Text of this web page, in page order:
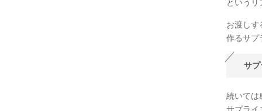
という
お渡しす
作るサプ
サ
続いては
サプライ